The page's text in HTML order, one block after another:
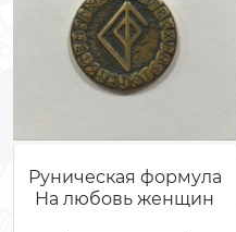
Руническая формула
На любовь женщин